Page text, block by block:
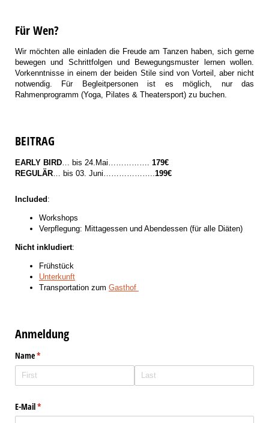
Für Wen?
Wir möchten alle einladen die Freude am Tanzen haben, sich gerne
bewegen und Schrittfolgen und Bewegungsmuster lernen wollen.
Vorkenntnisse in einem der beiden Stile sind von Vorteil, aber nicht
notwendig. Für Begleitpersonen ist es möglich, nur das
Rahmenprogramm (Yoga, Pilates & Theatersport) zu buchen.
BEITRAG
EARLY BIRD … bis 24.Mai……………. 179€
REGULÄR … bis 03. Juni……………….. 199€
Included:
Workshops
Verpflegung: Mittagessen und Abendessen (für alle Diäten)
Nicht inkludiert:
Frühstück
Unterkunft
Transportation zum Gasthof
Anmeldung
Name*
(required)
E-Mail*
(required)